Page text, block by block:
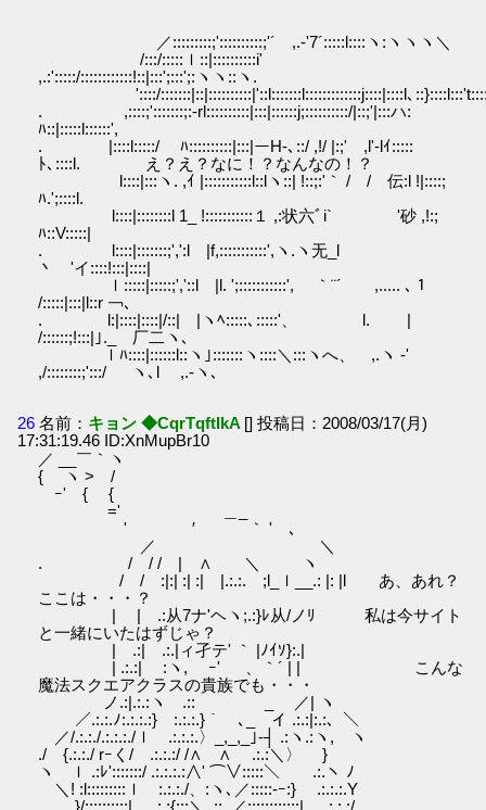
／:::::::::;'::::::::::;'´ ,.-'7´:::::l::::ヽ:ヽヽヽ＼
/:::/:::::ｌ::|::::::::::i'
,.:':::::/::::::::::::!::|:::';:::';:ヽヽ::ヽ.
'::::/:::::::|::|::::::::::|'::l:::::::l:::::::::::::j::::|::::l､
. ,::::;':::::::;:-rl::::::::::|:::|::::::j;::::::::::/|::;'|:::ハ:
ﾊ::|:::::l::::::',
. |::::l:::::/ ﾊ::::::::::|:::|ーH-､::/ ,!/ |:;' ,l'-lｲ:::::
ﾄ､::::l. え？え？なに！？なんなの！？
l::::|:::ヽ. ,ｲ |:::::::::::l::lヽ::| !::;:'｀ / / 伝:l !|::::;
ﾊ.';::::l.
l::::|::::::::l 1_ !:::::::::::１ ,:状六ﾞi` '砂 ,!:;
ﾊ::V:::::|
. l::::|:::::::;',':l |f,:::::::::::',ヽ.ヽ无_l
丶 'イ::::!:::|::::|
ｌ:::::|:::::;','::l |l. ';:::::::::::', ｀¨´ ,..... ､１
/:::::|:::|l::r ￢､
. l:|::::|::::|/::| |ヽﾍ:::::､:::::'、 l. |
/::::::;!:::|｣._ 厂二ヽ､
ｌﾊ::::|::::::l::ヽ｣:::::::ヽ::::＼:::ヽへ、 ,.ヽ -'
,/::::::::;':::/ ヽ､l ,.-ヽ､
26 名前： キョン ◆CqrTqftIkA [] 投稿日：2008/03/17(月)
17:31:19.46 ID:XnMupBr10
／ __￣｀ヽ
{ ヽ > /
ゝｰ' { {
ゝ=' ＿_
ゝ' ′ ｀ ' ､
／ ＼
. / / / | ∧ ＼ ヽ
/ / :|:| :| :| |.:.:. ;l_ｌ__.: |: |l あ、あれ？
ここは・・・？
| | .:从7ナ'ヘヽ;.:}ﾚ从/ノﾘ 私は今サイト
と一緒にいたはずじゃ？
| .:| .:.|ィ孑テ' ｀ |ﾉｲｿ}:.|
| .:.:| :ヽ, ゞｰ' 、｀´ | | こんな
魔法スクエアクラスの貴族でも・・・
ノ.:|.:.:ヽ .::ゝ _ ／| ヽ
／.:.:.ﾉ:.:.:.:} :.:.:.}｀ ､_ イ .:.:|:.:、＼
／/.:.:./.:.:.:./ｌ .:.:.:.〉_,_,_｣-┤ .:ヽ.:ヽ, ヽ
./ {.:.:./ rｰく/ .:.:.:/ /∧ ∧ .:.:＼〉 }
ヽ ｌ .:ﾚ':::::::/ .:.:.:.:∧' ⌒∨:::::＼ .:.ヽ ﾉ
＼! :l:::::::::ｌ :.:.:./、:ヽ､／:::::-ｰ:} .:.:.:.Y
}/::::::::::| ..:.:{:::＼_::_／::::::::::::| .:.:.:/